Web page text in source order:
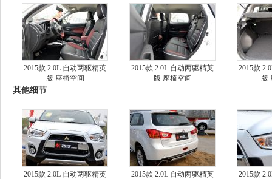
2015款 2.0L 自动两驱精英
版 座椅空间
2015款 2.0L 自动两驱精英
版 座椅空间
2015款
版
其他细节
2015款 2.0L 自动两驱精英
2015款 2.0L 自动两驱精英
2015款